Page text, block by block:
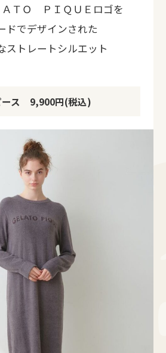
ＡＴＯ ＰＩＱＵＥロゴを
ドでデザインされた
ストレートシルエット
ース 9,900円(税込)